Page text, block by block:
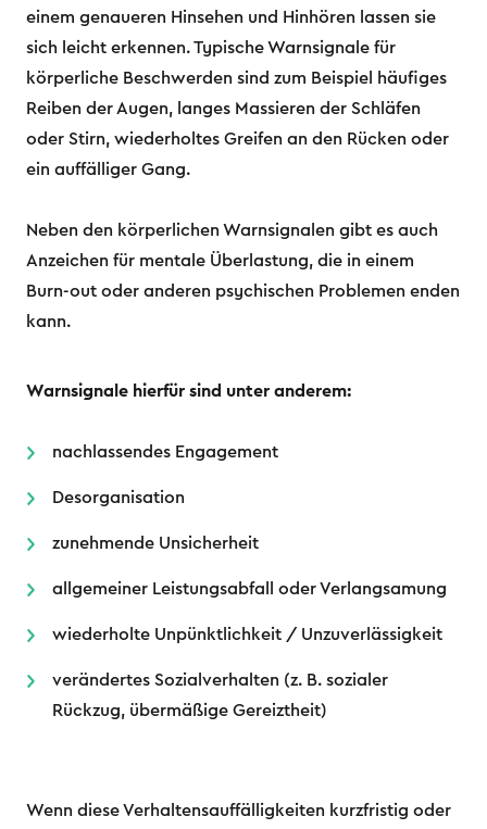
einem genaueren Hinsehen und Hinhören lassen sie
sich leicht erkennen. Typische Warnsignale für
körperliche Beschwerden sind zum Beispiel häufiges
Reiben der Augen, langes Massieren der Schläfen
oder Stirn, wiederholtes Greifen an den Rücken oder
ein auffälliger Gang.
Neben den körperlichen Warnsignalen gibt es auch
Anzeichen für mentale Überlastung, die in einem
Burn-out oder anderen psychischen Problemen enden
kann.
Warnsignale hierfür sind unter anderem:
nachlassendes Engagement
Desorganisation
zunehmende Unsicherheit
allgemeiner Leistungsabfall oder Verlangsamung
wiederholte Unpünktlichkeit / Unzuverlässigkeit
verändertes Sozialverhalten (z. B. sozialer
Rückzug, übermäßige Gereiztheit)
Wenn diese Verhaltensauffälligkeiten kurzfristig oder